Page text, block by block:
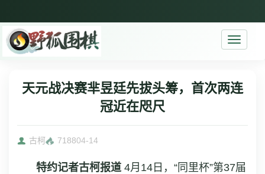
Toggle
天元战决赛芈昱廷先拔头筹，首次两连
冠近在咫尺
古柯 718804-14
特约记者古柯报道 4月14日，“同里杯”第37届